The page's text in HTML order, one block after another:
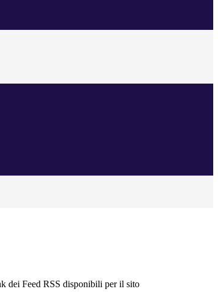
dei Feed RSS disponibili per il sito